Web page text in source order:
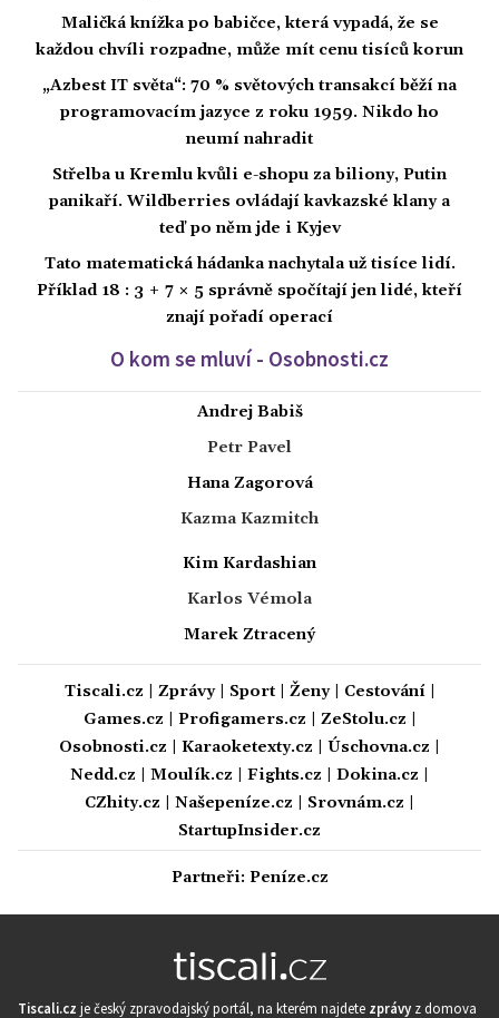
Maličká knížka po babičce, která vypadá, že se
každou chvíli rozpadne, může mít cenu tisíců korun
„Azbest IT světa“: 70 % světových transakcí běží na
programovacím jazyce z roku 1959. Nikdo ho
neumí nahradit
Střelba u Kremlu kvůli e-shopu za biliony, Putin
panikaří. Wildberries ovládají kavkazské klany a
teď po něm jde i Kyjev
Tato matematická hádanka nachytala už tisíce lidí.
Příklad 18 : 3 + 7 × 5 správně spočítají jen lidé, kteří
znají pořadí operací
O kom se mluví - Osobnosti.cz
Andrej Babiš
Petr Pavel
Hana Zagorová
Kazma Kazmitch
Kim Kardashian
Karlos Vémola
Marek Ztracený
Tiscali.cz Zprávy| Sport| Ženy| Cestování|
Games.cz
Profigamers.cz ZeStolu.cz
Osobnosti.cz
Karaoketexty.cz Úschovna.cz
Nedd.cz
Moulík.cz Fights.cz Dokina.cz
CZhity.cz
Našepeníze.cz Srovnám.cz
StartupInsider.cz
Partneři: Peníze.cz
Tiscali.cz je český zpravodajský portál, na kterém najdete zprávy z domova